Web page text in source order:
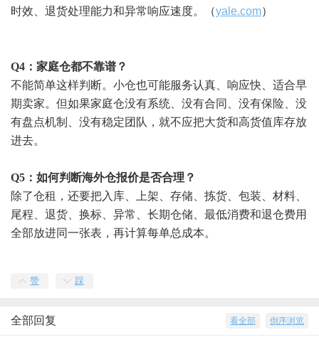
时效、退货处理能力和异常响应速度。
（yale.com）
Q4：家庭仓都不靠谱？
不能简单这样判断。小仓也可能服务认真、响应快、适合早
期卖家。但如果家庭仓没有系统、没有合同、没有保险、没
有盘点机制、没有稳定团队，就不应把大货和高货值库存放
进去。
Q5：如何判断海外仓报价是否合理？
除了仓租，还要把入库、上架、存储、拣货、包装、材料、
尾程、退货、换标、异常、长期仓储、最低消费和退仓费用
全部放进同一张表，再计算每单总成本。
赞 踩
倒序浏览
看全部
全部回复